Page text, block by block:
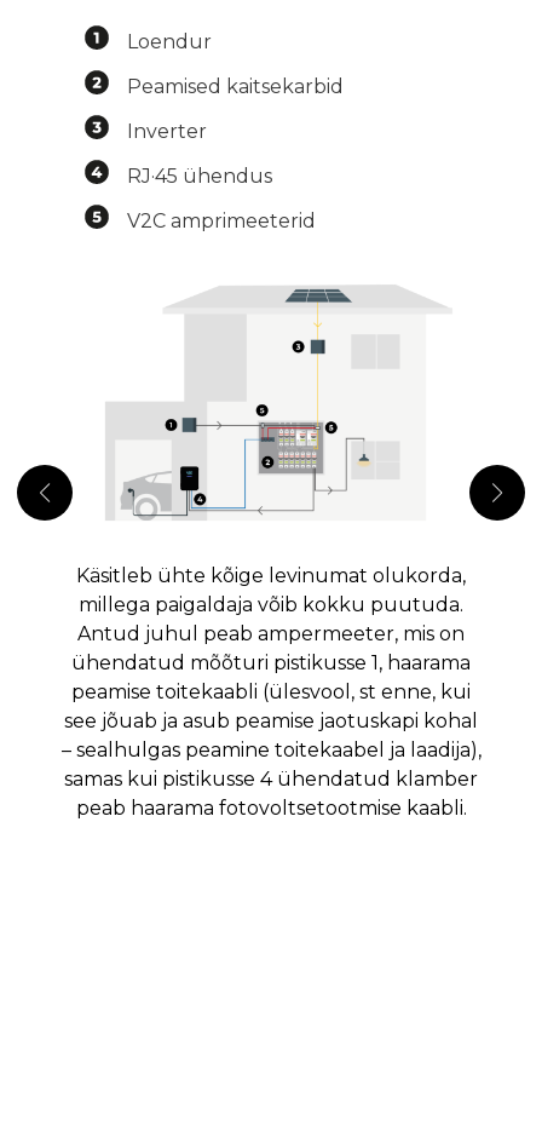
Loendur
Peamised kaitsekarbid
Inverter
RJ·45 ühendus
V2C amprimeeterid
Käsitleb ühte kõige levinumat olukorda,
millega paigaldaja võib kokku puutuda.
Antud juhul peab ampermeeter, mis on
ühendatud mõõturi pistikusse 1, haarama
peamise toitekaabli (ülesvool, st enne, kui
see jõuab ja asub peamise jaotuskapi kohal
– sealhulgas peamine toitekaabel ja laadija),
samas kui pistikusse 4 ühendatud klamber
peab haarama fotovoltsetootmise kaabli.